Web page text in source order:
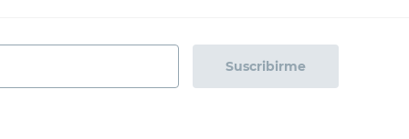
Suscribirme